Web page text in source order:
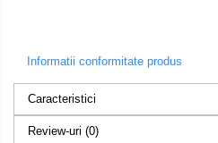
Informatii conformitate produs
Caracteristici
Review-uri (0)